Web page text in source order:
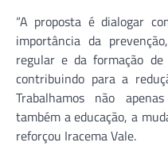
“A proposta é dialogar
importância da
regular e da formação de
contribuindo para a
Trabalhamos não
também a educação, a
reforçou Iracema Vale.